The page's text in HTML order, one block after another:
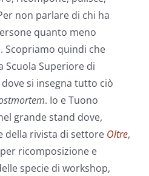
non parlare di chi ha
quanto meno
Scopriamo quindi che
Scuola Superiore di
si insegna tutto ciò
. Io e Tuono
grande stand dove,
della rivista di settore Oltre,
ricomposizione e
specie di workshop,